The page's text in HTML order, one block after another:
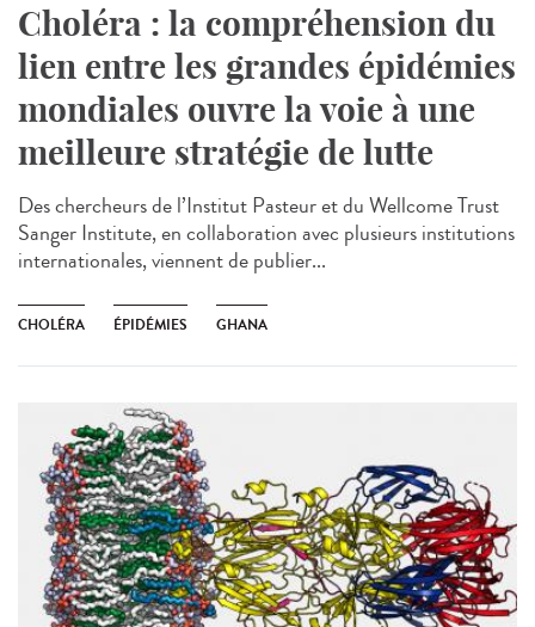
Choléra : la compréhension du
lien entre les grandes épidémies
mondiales ouvre la voie à une
meilleure stratégie de lutte
Des chercheurs de l’Institut Pasteur et du Wellcome Trust
Sanger Institute, en collaboration avec plusieurs institutions
internationales, viennent de publier...
CHOLÉRA ÉPIDÉMIES GHANA